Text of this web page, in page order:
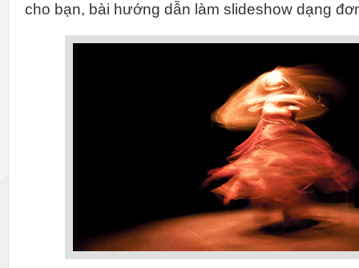
cho bạn, bài hướng dẫn làm slideshow dạng